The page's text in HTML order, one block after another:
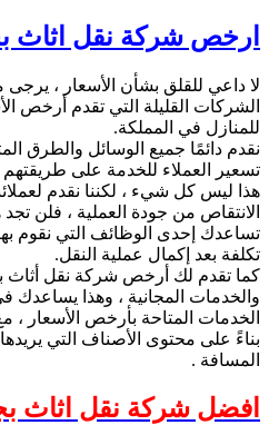
ارخص شركة نقل اثاث
لا داعي للقلق بشأن الأسعار ، يرجى
الشركات القليلة التي تقدم أرخص
للمنازل في المملكة.
نقدم دائمًا جميع الوسائل والطرق
تسعير العملاء للخدمة على
هذا ليس كل شيء ، لكننا نقدم
الانتقاص من جودة العملية ، فلن
تساعدك إحدى الوظائف التي نقوم
تكلفة بعد إكمال عملية النقل.
كما تقدم لك أرخص شركة نقل أثاث
والخدمات المجانية ، وهذا
الخدمات المتاحة بأرخص الأسعار ،
بناءً على محتوى الأصناف التي
المسافة .
افضل شركة نقل اثاث